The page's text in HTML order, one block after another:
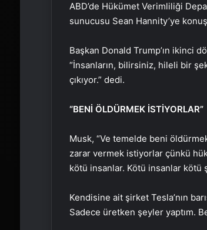
ABD’de Hükümet Verimliliği
sunucusu Sean Hannity’ye
Başkan Donald Trump’ın ikinci
“İnsanların, bilirsiniz, hileli bir
çıkıyor.” dedi.
“BENİ ÖLDÜRMEK İSTİYORLAR”
Musk, “Ve temelde beni
zarar vermek istiyorlar çünkü
kötü insanlar. Kötü insanlar kötü
Kendisine ait şirket Tesla’nın
Sadece üretken şeyler yaptım.